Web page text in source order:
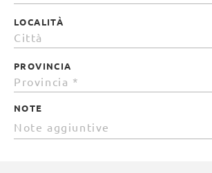
LOCALITÀ
PROVINCIA
NOTE